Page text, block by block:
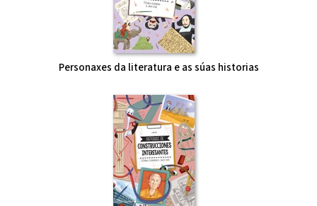
Personaxes da literatura e as súas historias